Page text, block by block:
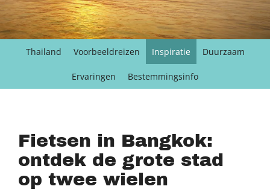
Thailand Voorbeeldreizen Inspiratie Duurzaam
Ervaringen Bestemmingsinfo
Fietsen in Bangkok:
ontdek de grote stad
op twee wielen